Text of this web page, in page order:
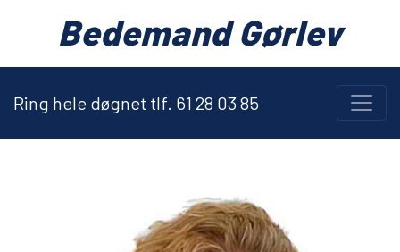
Bedemand Gørlev
Ring hele døgnet tlf. 61 28 03 85